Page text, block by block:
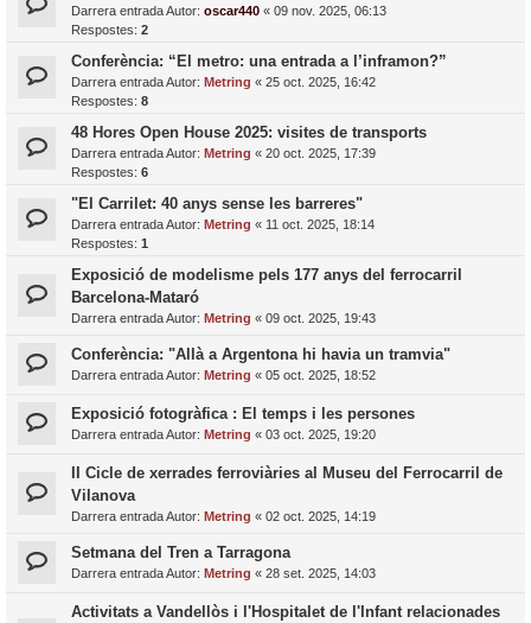
Darrera entrada Autor: oscar440 « 09 nov. 2025, 06:13
Respostes: 2
Conferència: “El metro: una entrada a l’inframon?”
Darrera entrada Autor: Metring « 25 oct. 2025, 16:42
Respostes: 8
48 Hores Open House 2025: visites de transports
Darrera entrada Autor: Metring « 20 oct. 2025, 17:39
Respostes: 6
"El Carrilet: 40 anys sense les barreres"
Darrera entrada Autor: Metring « 11 oct. 2025, 18:14
Respostes: 1
Exposició de modelisme pels 177 anys del ferrocarril
Barcelona-Mataró
Darrera entrada Autor: Metring « 09 oct. 2025, 19:43
Conferència: "Allà a Argentona hi havia un tramvia"
Darrera entrada Autor: Metring « 05 oct. 2025, 18:52
Exposició fotogràfica : El temps i les persones
Darrera entrada Autor: Metring « 03 oct. 2025, 19:20
II Cicle de xerrades ferroviàries al Museu del Ferrocarril de
Vilanova
Darrera entrada Autor: Metring « 02 oct. 2025, 14:19
Setmana del Tren a Tarragona
Darrera entrada Autor: Metring « 28 set. 2025, 14:03
Activitats a Vandellòs i l'Hospitalet de l'Infant relacionades